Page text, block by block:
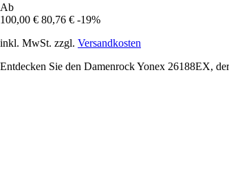
Ab
100,00 € 80,76 € -19%
inkl. MwSt. zzgl. Versandkosten
Entdecken Sie den Damenrock Yonex 26188EX,